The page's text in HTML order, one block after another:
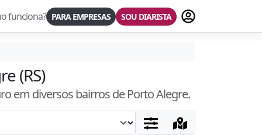
funciona? PARA EMPRESAS SOU DIARISTA Fazer login
(RS)
em diversos bairrosde Porto Alegre.